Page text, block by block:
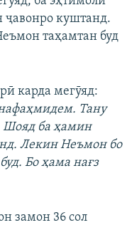
ҷавонро куштанд.
таҳамтан буд
карда мегӯяд:
Тану
Шояд ба ҳамин
Лекин Неъмон бо
Бо ҳама нағз
замон 36 сол